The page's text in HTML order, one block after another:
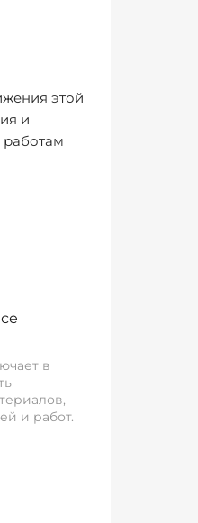
этой
и
работам
в
и работ.